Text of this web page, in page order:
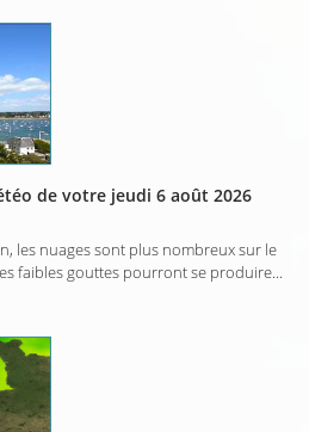
de votre jeudi 6 août 2026
les nuages sont plus nombreux sur le
faibles gouttes pourront se produire...